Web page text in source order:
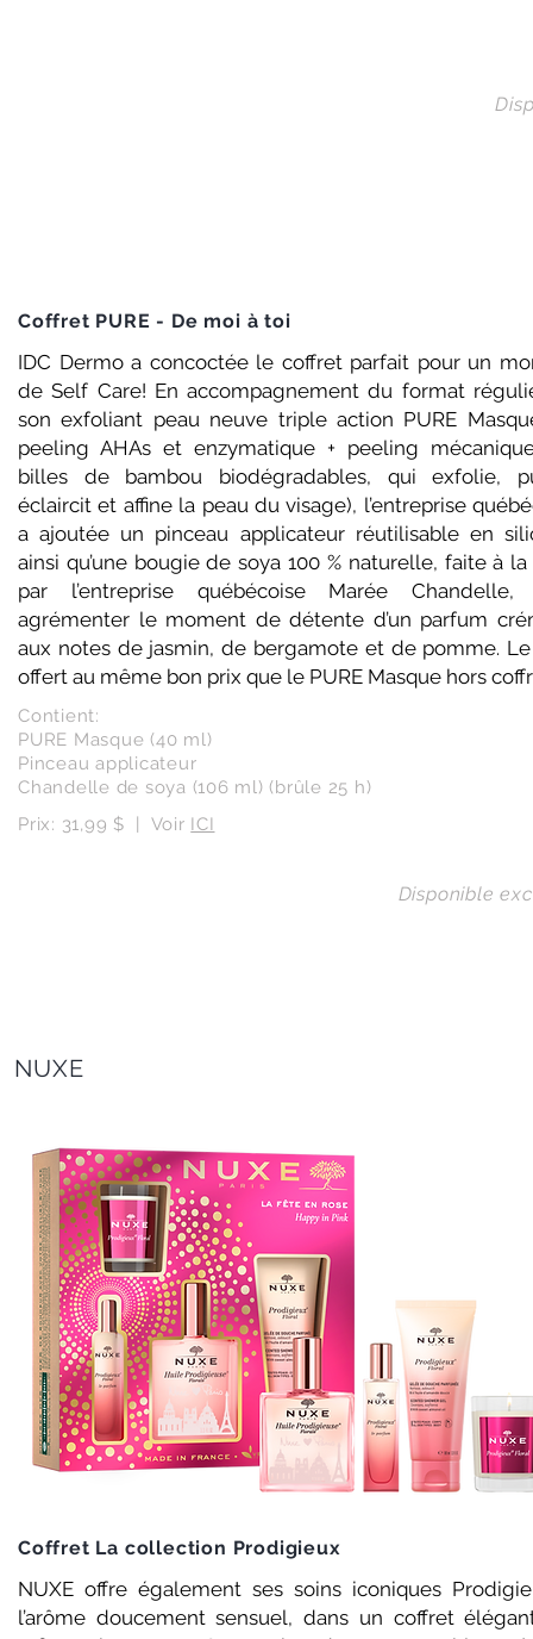
Coffret PURE - De moi à toi
IDC Dermo a concoctée le coffret parfait pour un
de Self Care! En accompagnement du format
son exfoliant peau neuve triple action PURE
peeling AHAs et enzymatique + peeling
billes de bambou biodégradables, qui exfolie,
éclaircit et affine la peau du visage), l’entreprise
a ajoutée un pinceau applicateur réutilisable en
ainsi qu’une bougie de soya 100 % naturelle, faite à
par l’entreprise québécoise Marée Chandelle,
agrémenter le moment de détente d’un parfum
aux notes de jasmin, de bergamote et de pomme.
offert au même bon prix que le PURE Masque hors
Contient:
PURE Masque (40 ml)
Pinceau applicateur
Chandelle de soya (106 ml) (brûle 25 h)
Prix: 31,99 $ | Voir ICI
Disponible
NUXE
Coffret La collection Prodigieux
NUXE offre également ses soins iconiques
l’arôme doucement sensuel, dans un coffret